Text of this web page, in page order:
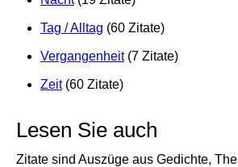
Tag / Alltag (60 Zitate)
Vergangenheit(7 Zitate)
Zeit(60 Zitate)
Lesen Sie auch
Zitate sind Auszüge aus Gedichte,